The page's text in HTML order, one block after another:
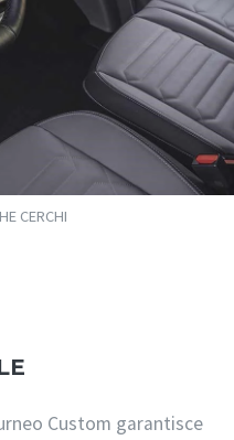
CERCHI
Custom garantisce